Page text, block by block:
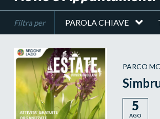
Filtra per PAROLA CHIAVE
PARCO
5
AGO